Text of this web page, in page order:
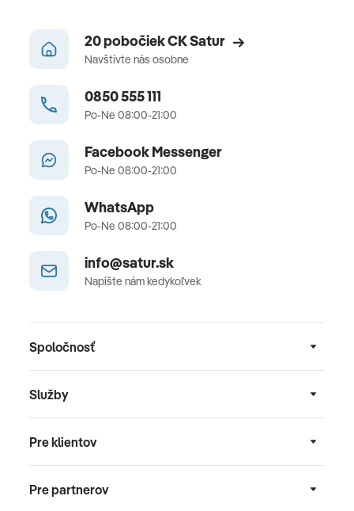
20 pobočiek CK Satur
Navštívte nás osobne
0850 555 111
Po-Ne 08:00-21:00
Facebook Messenger
Po-Ne 08:00-21:00
WhatsApp
Po-Ne 08:00-21:00
info@satur.sk
Napíšte nám kedykoľvek
Spoločnosť
Služby
Pre klientov
Pre partnerov